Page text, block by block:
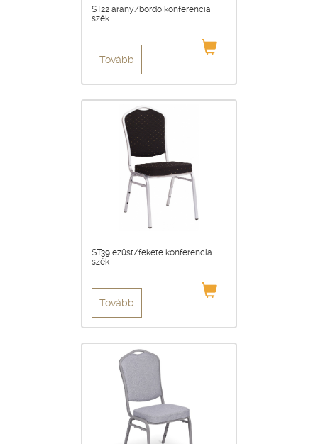
ST22 arany/bordó konferencia
szék
Tovább
ST39 ezüst/fekete konferencia
szék
Tovább